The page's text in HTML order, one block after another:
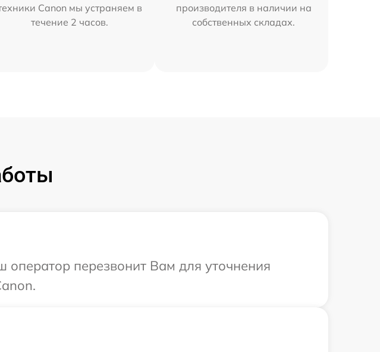
Canon мы устраняем в
течение 2 часов.
производителя в наличии на
собственных складах.
оператор перезвонит Вам для уточнения